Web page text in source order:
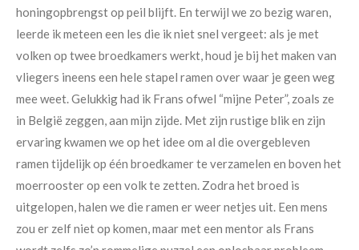
honingopbrengst op peil blijft. En terwijl we zo bezig waren,
leerde ik meteen een les die ik niet snel vergeet: als je met
volken op twee broedkamers werkt, houd je bij het maken van
vliegers ineens een hele stapel ramen over waar je geen weg
mee weet. Gelukkig had ik Frans ofwel “mijne Peter”, zoals ze
in België zeggen, aan mijn zijde. Met zijn rustige blik en zijn
ervaring kwamen we op het idee om al die overgebleven
ramen tijdelijk op één broedkamer te verzamelen en boven het
moerrooster op een volk te zetten. Zodra het broed is
uitgelopen, halen we die ramen er weer netjes uit. Een mens
zou er zelf niet op komen, maar met een mentor als Frans